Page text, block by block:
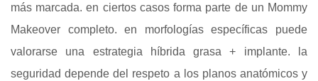
más marcada. en ciertos casos forma parte de un Mommy
Makeover completo. en morfologías específicas puede
valorarse una estrategia híbrida grasa + implante. la
seguridad depende del respeto a los planos anatómicos y